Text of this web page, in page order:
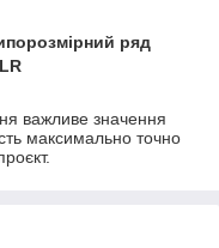
ряд
важливе значення
максимально точно